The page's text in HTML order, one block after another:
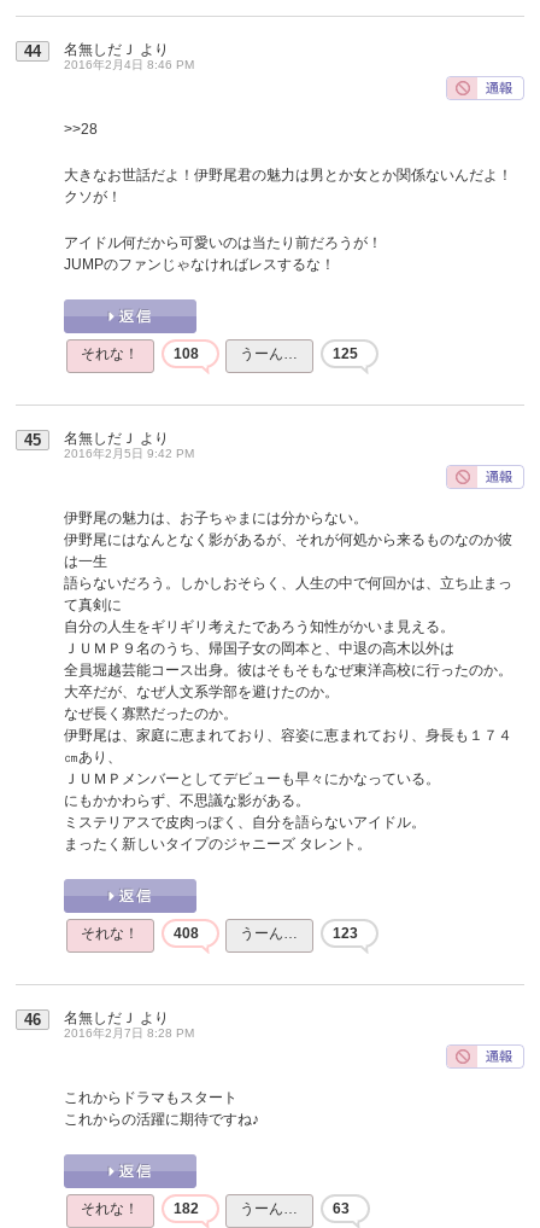
44 名無しだＪ より
2016年2月4日 8:46 PM
>>28
大きなお世話だよ！伊野尾君の魅力は男とか女とか関係ないんだよ！
クソが！
アイドル何だから可愛いのは当たり前だろうが！
JUMPのファンじゃなければレスするな！
それな！ 108 うーん… 125
45 名無しだＪ より
2016年2月5日 9:42 PM
伊野尾の魅力は、お子ちゃまには分からない。
伊野尾にはなんとなく影があるが、それが何処から来るものなのか彼
は一生
語らないだろう。しかしおそらく、人生の中で何回かは、立ち止まっ
て真剣に
自分の人生をギリギリ考えたであろう知性がかいま見える。
ＪＵＭＰ９名のうち、帰国子女の岡本と、中退の高木以外は
全員堀越芸能コース出身。彼はそもそもなぜ東洋高校に行ったのか。
大卒だが、なぜ人文系学部を避けたのか。
なぜ長く寡黙だったのか。
伊野尾は、家庭に恵まれており、容姿に恵まれており、身長も１７４
㎝あり、
ＪＵＭＰメンバーとしてデビューも早々にかなっている。
にもかかわらず、不思議な影がある。
ミステリアスで皮肉っぽく、自分を語らないアイドル。
まったく新しいタイプのジャニーズ タレント。
それな！ 408 うーん… 123
46 名無しだＪ より
2016年2月7日 8:28 PM
これからドラマもスタート
これからの活躍に期待ですね♪
それな！ 182 うーん… 63